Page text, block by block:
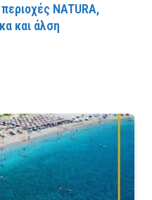
NATURA,
και άλση